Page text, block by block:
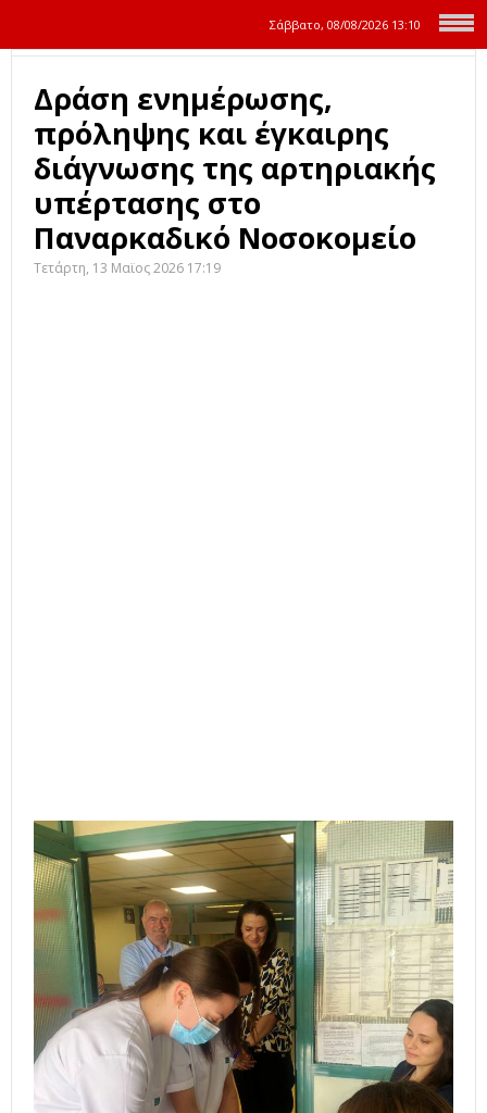
Σάββατο, 08/08/2026 13:10
Δράση ενημέρωσης,
πρόληψης και έγκαιρης
διάγνωσης της αρτηριακής
υπέρτασης στο
Παναρκαδικό Νοσοκομείο
Τετάρτη, 13 Μαϊος 2026 17:19